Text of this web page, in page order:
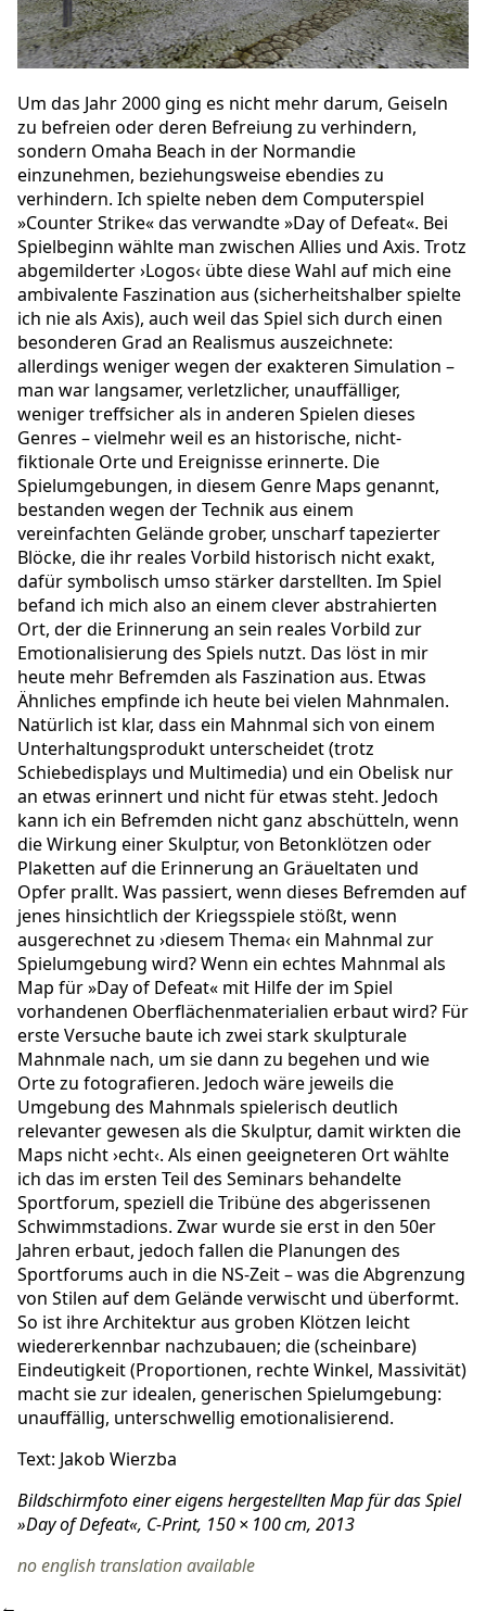
Um das Jahr 2000 ging es nicht mehr darum, Geiseln
zu befreien oder deren Befreiung zu verhindern,
sondern Omaha Beach in der Normandie
einzunehmen, beziehungsweise ebendies zu
verhindern. Ich spielte neben dem Computerspiel
»Counter Strike« das verwandte »Day of Defeat«. Bei
Spielbeginn wählte man zwischen Allies und Axis. Trotz
abgemilderter ›Logos‹ übte diese Wahl auf mich eine
ambivalente Faszination aus (sicherheitshalber spielte
ich nie als Axis), auch weil das Spiel sich durch einen
besonderen Grad an Realismus auszeichnete:
allerdings weniger wegen der exakteren Simulation –
man war langsamer, verletzlicher, unauffälliger,
weniger treffsicher als in anderen Spielen dieses
Genres – vielmehr weil es an historische, nicht-
fiktionale Orte und Ereignisse erinnerte. Die
Spielumgebungen, in diesem Genre Maps genannt,
bestanden wegen der Technik aus einem
vereinfachten Gelände grober, unscharf tapezierter
Blöcke, die ihr reales Vorbild historisch nicht exakt,
dafür symbolisch umso stärker darstellten. Im Spiel
befand ich mich also an einem clever abstrahierten
Ort, der die Erinnerung an sein reales Vorbild zur
Emotionalisierung des Spiels nutzt. Das löst in mir
heute mehr Befremden als Faszination aus. Etwas
Ähnliches empfinde ich heute bei vielen Mahnmalen.
Natürlich ist klar, dass ein Mahnmal sich von einem
Unterhaltungsprodukt unterscheidet (trotz
Schiebedisplays und Multimedia) und ein Obelisk nur
an etwas erinnert und nicht für etwas steht. Jedoch
kann ich ein Befremden nicht ganz abschütteln, wenn
die Wirkung einer Skulptur, von Betonklötzen oder
Plaketten auf die Erinnerung an Gräueltaten und
Opfer prallt. Was passiert, wenn dieses Befremden auf
jenes hinsichtlich der Kriegsspiele stößt, wenn
ausgerechnet zu ›diesem Thema‹ ein Mahnmal zur
Spielumgebung wird? Wenn ein echtes Mahnmal als
Map für »Day of Defeat« mit Hilfe der im Spiel
vorhandenen Oberflächenmaterialien erbaut wird? Für
erste Versuche baute ich zwei stark skulpturale
Mahnmale nach, um sie dann zu begehen und wie
Orte zu fotografieren. Jedoch wäre jeweils die
Umgebung des Mahnmals spielerisch deutlich
relevanter gewesen als die Skulptur, damit wirkten die
Maps nicht ›echt‹. Als einen geeigneteren Ort wählte
ich das im ersten Teil des Seminars behandelte
Sportforum, speziell die Tribüne des abgerissenen
Schwimmstadions. Zwar wurde sie erst in den 50er
Jahren erbaut, jedoch fallen die Planungen des
Sportforums auch in die NS-Zeit – was die Abgrenzung
von Stilen auf dem Gelände verwischt und überformt.
So ist ihre Architektur aus groben Klötzen leicht
wiedererkennbar nachzubauen; die (scheinbare)
Eindeutigkeit (Proportionen, rechte Winkel, Massivität)
macht sie zur idealen, generischen Spielumgebung:
unauffällig, unterschwellig emotionalisierend.
Text: Jakob Wierzba
Bildschirmfoto einer eigens hergestellten Map für das Spiel
»Day of Defeat«, C-Print, 150 × 100 cm, 2013
no english translation available